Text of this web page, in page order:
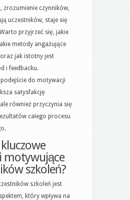
zrozumienie czynników,
uczestników, staje się
przyjrzeć się, jakie
metody angażujące
jak istotny jest
i feedbacku.
do motywacji
satysfakcję
również przyczynia się
całego procesu
kluczowe
motywujące
szkoleń?
szkoleń jest
który wpływa na